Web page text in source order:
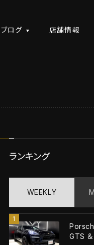
ブログ 店舗情報
ランキング
WEEKLY
GTS